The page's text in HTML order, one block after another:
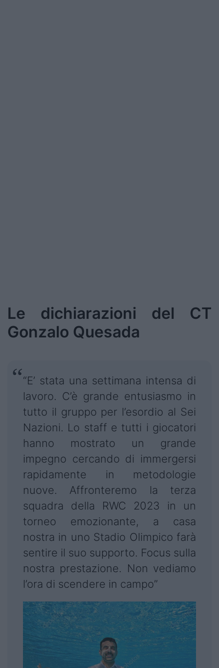
Le dichiarazioni del CT
Gonzalo Quesada
“E’ stata una settimana intensa di
lavoro. C’è grande entusiasmo in
tutto il gruppo per l’esordio al Sei
Nazioni. Lo staff e tutti i giocatori
hanno mostrato un grande
impegno cercando di immergersi
rapidamente in metodologie
nuove. Affronteremo la terza
squadra della RWC 2023 in un
torneo emozionante, a casa
nostra in uno Stadio Olimpico farà
sentire il suo supporto. Focus sulla
nostra prestazione. Non vediamo
l’ora di scendere in campo”